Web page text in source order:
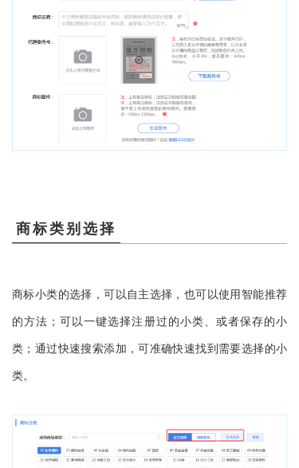
商标类别选择
商标小类的选择，可以自主选择，也可以使用智能推荐
的方法；可以一键选择注册过的小类、或者保存的小
类；通过快速搜索添加，可准确快速找到需要选择的小
类。